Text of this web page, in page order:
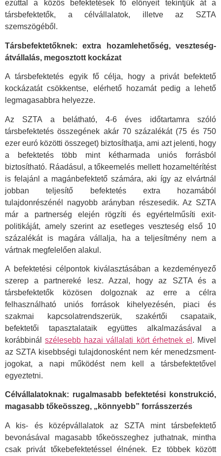
ezúttal a közös befektetések fő előnyeit tekintjük át a
társbefektetők, a célvállalatok, illetve az SZTA
szemszögéből.
Társbefektetőknek: extra hozamlehetőség, veszteség-
átvállalás, megosztott kockázat
A társbefektetés egyik fő célja, hogy a privát befektető
kockázatát csökkentse, elérhető hozamát pedig a lehető
legmagasabbra helyezze.
Az SZTA a belátható, 4-6 éves időtartamra szóló
társbefektetés összegének akár 70 százalékát (75 és 750
ezer euró közötti összeget) biztosíthatja, ami azt jelenti, hogy
a befektetés több mint kétharmada uniós forrásból
biztosítható. Ráadásul, a tőkeemelés mellett hozameltérítést
is felajánl a magánbefektető számára, aki így az elvártnál
jobban teljesítő befektetés extra hozamából
tulajdonrészénél nagyobb arányban részesedik. Az SZTA
már a partnerség elején rögzíti és egyértelműsíti exit-
politikáját, amely szerint az esetleges veszteség első 10
százalékát is magára vállalja, ha a teljesítmény nem a
vártnak megfelelően alakul.
A befektetési célpontok kiválasztásában a kezdeményező
szerep a partnereké lesz. Azzal, hogy az SZTA és a
társbefektetők közösen dolgoznak az erre a célra
felhasználható uniós források kihelyezésén, piaci és
szakmai kapcsolatrendszerük, szakértői csapataik,
befektetői tapasztalataik együttes alkalmazásával a
korábbinálszélesebb hazai vállalati kört érhetnek el . Mivel
az SZTA kisebbségi tulajdonosként nem kér menedzsment-
jogokat, a napi működést nem kell a társbefektetővel
egyeztetni.
Célvállalatoknak: rugalmasabb befektetési konstrukció,
magasabb tőkeösszeg, „könnyebb” forrásszerzés
A kis- és középvállalatok az SZTA mint társbefektető
bevonásával magasabb tőkeösszeghez juthatnak, mintha
csak privát tőkebefektetéssel élnének. Ez többek között